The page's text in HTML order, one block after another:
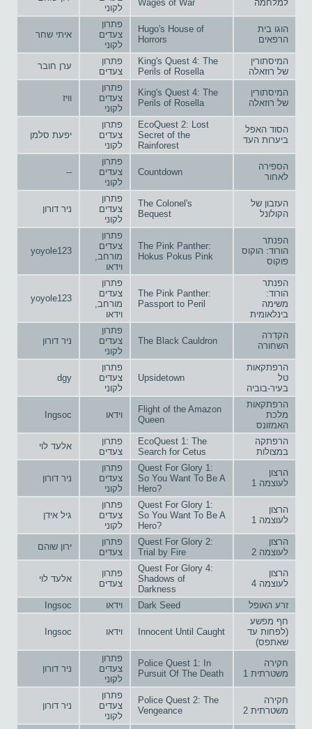
למלחמה
Wages of War
לקוני
הוגו בית
הרפאים
Hugo's House of
Horrors
פתרון
צעדים
לקוני
איתי שחר
המיסתורין
של רוזאלה
King's Quest 4: The
Perils of Rosella
פתרון
צעדים
ערן חובר
המיסתורין
של רוזאלה
King's Quest 4: The
Perils of Rosella
פתרון
צעדים
לקוני
וויז
הסוד האפל
ביערות העד
EcoQuest 2: Lost
Secret of the
Rainforest
פתרון
צעדים
לקוני
יפעת סלמן
הספירה
לאחור
Countdown
פתרון
צעדים
לקוני
--
העזבון של
הקולונל
The Colonel's
Bequest
פתרון
צעדים
לקוני
ניר דורון
הפנתר
הורוד: הוקוס
פוקוס
The Pink Panther:
Hokus Pokus Pink
פתרון
צעדים
מורחב,
וידאו
yoyole123
הפנתר
הורוד:
משימה
בינלאומית
The Pink Panther:
Passport to Peril
פתרון
צעדים
מורחב,
וידאו
yoyole123
הקדרה
השחורה
The Black Cauldron
פתרון
צעדים
לקוני
ניר דורון
הרפתקאות
טל
בעיר-בוביה
Upsidetown
פתרון
צעדים
לקוני
dgy
הרפתקאות
מלכת
האמזונס
Flight of the Amazon
Queen
וידאו Ingsoc
הרפתקה
במצולות
EcoQuest 1: The
Search for Cetus
פתרון
צעדים
אלעד לוי
הרצון
לעוצמה 1
Quest For Glory 1:
So You Want To Be A
Hero?
פתרון
צעדים
לקוני
ניר דורון
הרצון
לעוצמה 1
Quest For Glory 1:
So You Want To Be A
Hero?
פתרון
צעדים
לקוני
גיל אידן
הרצון
לעוצמה 2
Quest For Glory 2:
Trial by Fire
פתרון
צעדים
ירון שוהם
הרצון
לעוצמה 4
Quest For Glory 4:
Shadows of
Darkness
פתרון
צעדים
אלעד לוי
זרע האופל Dark Seed וידאו
Ingsoc
חף מפשע
(לפחות עד
שאתפס)
Innocent Until Caught וידאו Ingsoc
חקירה
משטרתית 1
Police Quest 1: In
Pursuit Of The Death
פתרון
צעדים
לקוני
ניר דורון
חקירה
משטרתית 2
Police Quest 2: The
Vengeance
פתרון
צעדים
לקוני
ניר דורון